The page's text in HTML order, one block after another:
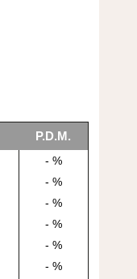
P.D.M.
- %
- %
- %
- %
- %
- %